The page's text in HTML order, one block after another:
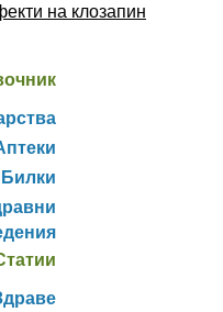
на клозапин
Билки